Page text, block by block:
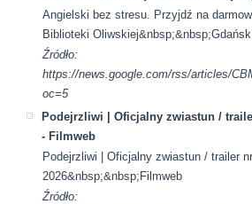
Angielski bez stresu. Przyjdź na
Biblioteki
Źródło:
https://news.google.com/rss/articles/
oc=5
Podejrzliwi | Oficjalny zwiastun /
- Filmweb
Podejrzliwi | Oficjalny zwiastun / trailer
2026&nbsp;&nbsp;Filmweb
Źródło: